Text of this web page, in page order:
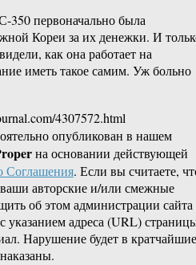
350 первоначально была
Кореи за их денежки. И
как она работает на
иметь такое самим. Уж больно
4307572.html
опубликован в нашем
на основании действующей
Соглашения. Если вы считаете,
авторские и/или смежные
об этом администрации сайта
с указанием адреса (URL)
Нарушение будет в кратчайшие